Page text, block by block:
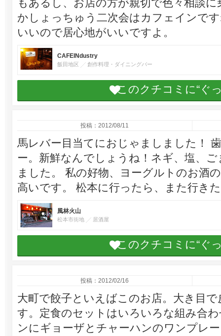
もあるし、お店の方が親切で色々相談
かしょっちゅう二次会はカフェインで
いいので居心地がいいですよ。
CAFEINdustry
飯田地区 創作料理・ダイニングバー
このクチコミに“ぐ
投稿：2012/08/11
馬レバー目当てにおじゃましました！
ー。新鮮なんでしょうね！ネギ、塩、
ました。 私の好物、ヨーグルトのお酒
高いです。 松本に行ったら、また行き
風林火山
松本市街地 居酒屋
このクチコミに“ぐ
投稿：2012/02/16
大町で餃子といえばこのお店。大き目
す。定食のセットはいろいろな組み合
ンにギョーザとチャーハンのワンプレ